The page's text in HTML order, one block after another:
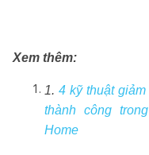
Xem thêm:
1.4 kỹ thuật
thành công
Home